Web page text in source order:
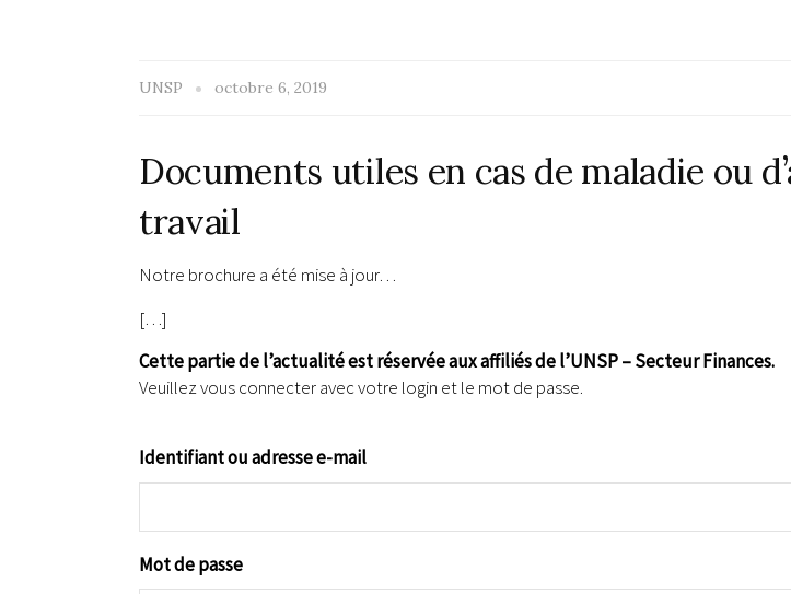
UNSP octobre 6, 2019
Documents utiles en cas de maladie ou
travail
Notre brochure a été mise à jour…
[…]
Cette partie de l’actualité est réservée aux affiliés de l’UNSP – Secteur Finances.
Veuillez vous connecter avec votre login et le mot de passe.
Identifiant ou adresse e-mail
Mot de passe